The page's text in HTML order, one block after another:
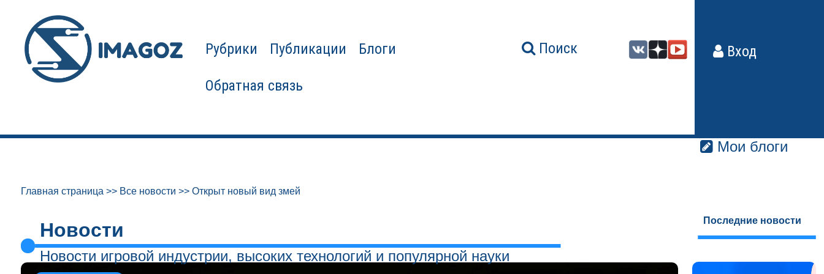
Рубрики Публикации Блоги
Обратная связь
Поиск Вход
Мои блоги
Главная страница >> Все новости >> Открыт новый вид змей
Новости
Новости игровой индустрии, высоких технологий и популярной науки
Последние новости